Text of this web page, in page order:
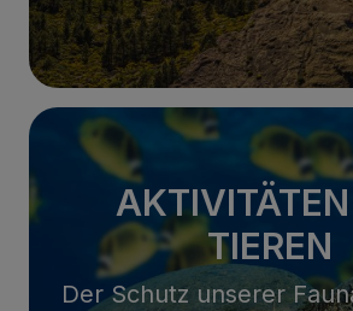
TIEREN
Der Schutz unserer